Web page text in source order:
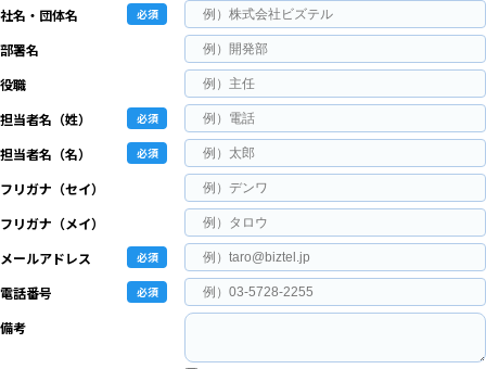
社名・団体名
部署名
役職
担当者名（姓）
担当者名（名）
フリガナ（セイ）
フリガナ（メイ）
メールアドレス
電話番号
備考